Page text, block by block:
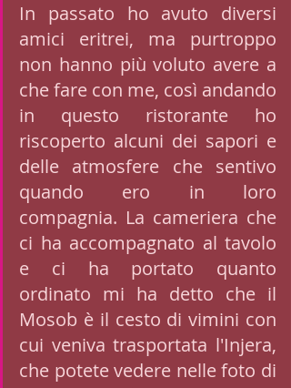
In passato ho avuto diversi
amici eritrei, ma purtroppo
non hanno più voluto avere a
che fare con me, così andando
in questo ristorante ho
riscoperto alcuni dei sapori e
delle atmosfere che sentivo
quando ero in loro
compagnia. La cameriera che
ci ha accompagnato al tavolo
e ci ha portato quanto
ordinato mi ha detto che il
Mosob è il cesto di vimini con
cui veniva trasportata l'Injera,
che potete vedere nelle foto di